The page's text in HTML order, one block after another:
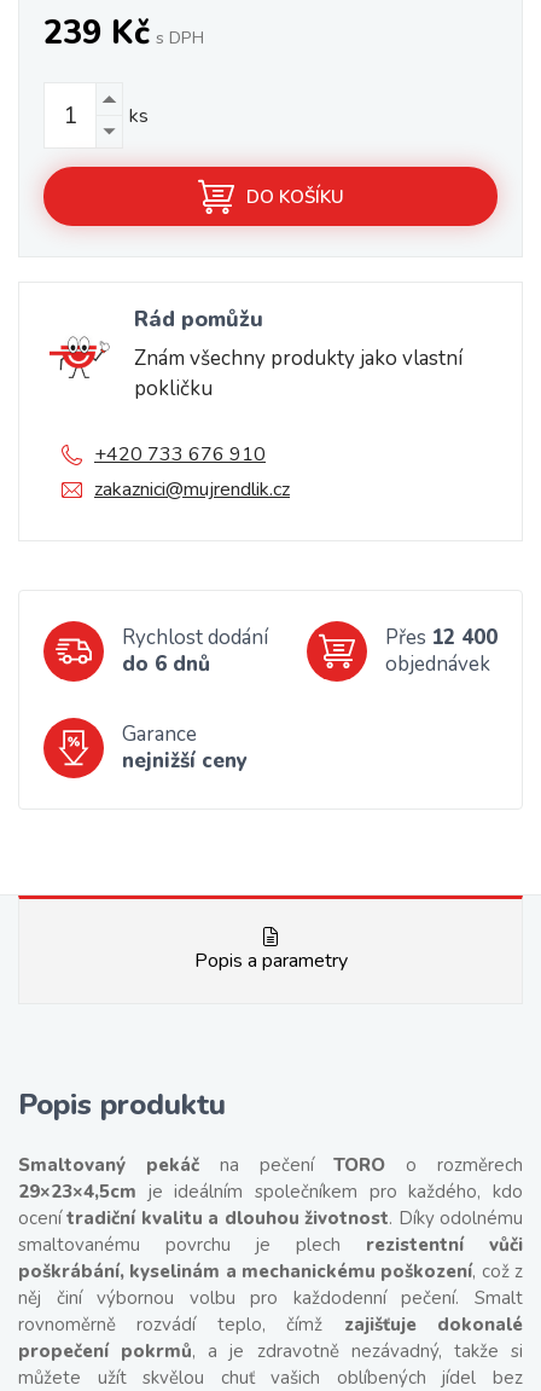
239 Kč s DPH
ks
DO KOŠÍKU
Rád pomůžu
Znám všechny produkty jako vlastní
pokličku
+420 733 676 910
zakaznici@mujrendlik.cz
Rychlost dodání
do 6 dnů
Přes 12 400
objednávek
Garance
nejnižší ceny
Popis a parametry
Popis produktu
Smaltovaný pekáčna pečeníTORO o rozměrech
29×23×4,5cm je ideálním společníkem pro každého, kdo
ocenítradiční kvalitu a dlouhou životnost. Díky odolnému
smaltovanému povrchu je plech rezistentní vůči
poškrábání, kyselinám a mechanickému poškození, což z
něj činí výbornou volbu pro každodenní pečení. Smalt
rovnoměrně rozvádí teplo, čímž zajišťuje dokonalé
propečení pokrmů, a je zdravotně nezávadný, takže si
můžete užít skvělou chuť vašich oblíbených jídel bez